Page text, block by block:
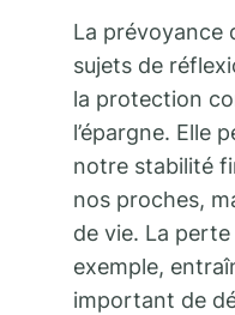
La prévoyance
sujets de
la protection
l’épargne. Elle
notre stabilité
nos proches,
de vie. La perte
exemple,
important de